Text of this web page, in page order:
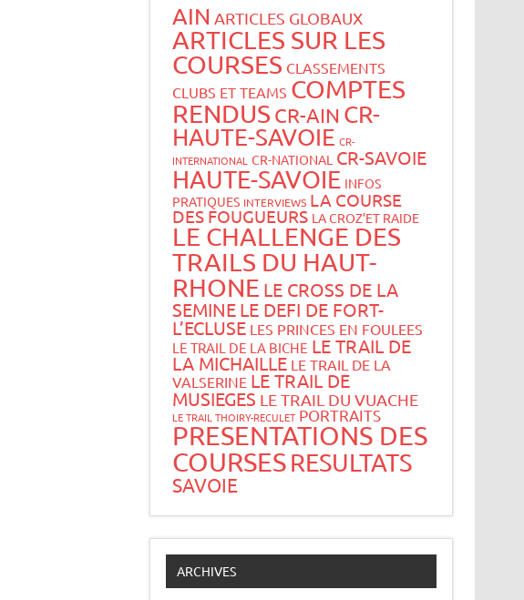
AIN ARTICLES GLOBAUX
ARTICLES SUR LES
COURSES CLASSEMENTS
CLUBS ET TEAMS COMPTES
RENDUS CR-AIN CR-
HAUTE-SAVOIE CR-
INTERNATIONAL CR-NATIONAL CR-SAVOIE
HAUTE-SAVOIE INFOS
PRATIQUES INTERVIEWS LA COURSE
DES FOUGUEURS LA CROZ’ET RAIDE
LE CHALLENGE DES
TRAILS DU HAUT-
RHONE LE CROSS DE LA
SEMINE LE DEFI DE FORT-
L’ECLUSE LES PRINCES EN FOULEES
LE TRAIL DE LA BICHE LE TRAIL DE
LA MICHAILLE LE TRAIL DE LA
VALSERINE LE TRAIL DE
MUSIEGES LE TRAIL DU VUACHE
LE TRAIL THOIRY-RECULET PORTRAITS
PRESENTATIONS DES
COURSESRESULTATS
SAVOIE
ARCHIVES